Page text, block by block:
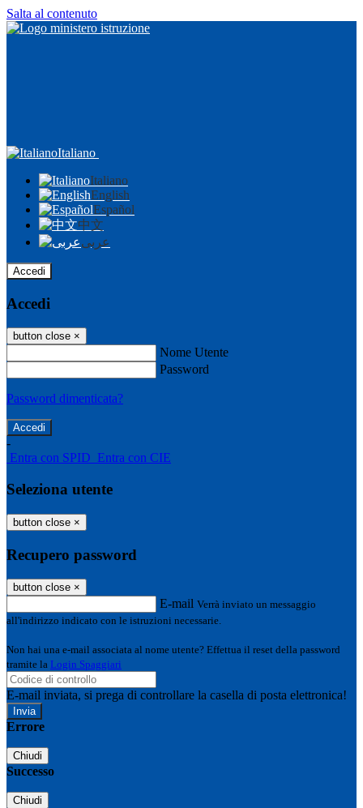
Salta al contenuto
Italiano
Italiano
English
Español
中文
عربى
Accedi
Accedi
button close ×
Nome Utente
Password
Password dimenticata?
-
Entra con SPID Entra con CIE
Seleziona utente
button close ×
Recupero password
button close ×
E-mail Verrà inviato un messaggio
all'indirizzo indicato con le istruzioni necessarie.
Non hai una e-mail associata al nome utente? Effettua il reset della password
tramite la Login Spaggiari
E-mail inviata, si prega di controllare la casella di posta elettronica!
Errore
Chiudi
Successo
Chiudi